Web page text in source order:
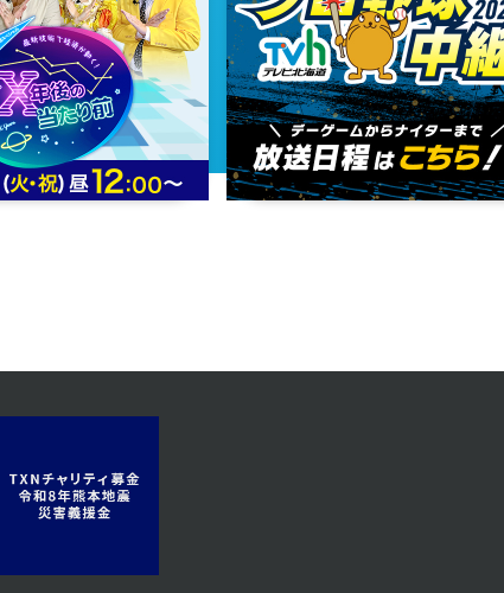
2023年08月21日 放送
第7話 反発し合う２人
2023年08月16日 放送